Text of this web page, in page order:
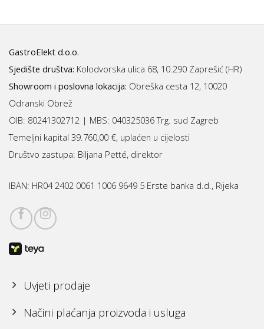
GastroElekt d.o.o.
Sjedište društva: Kolodvorska ulica 68, 10.290 Zaprešić (HR)
Showroom i poslovna lokacija: Obreška cesta 12, 10020
Odranski Obrež
OIB: 80241302712 | MBS: 040325036 Trg. sud Zagreb
Temeljni kapital 39.760,00 €, uplaćen u cijelosti
Društvo zastupa: Biljana Petté, direktor
IBAN: HR04 2402 0061 1006 9649 5 Erste banka d.d., Rijeka
Uvjeti prodaje
Načini plaćanja proizvoda i usluga